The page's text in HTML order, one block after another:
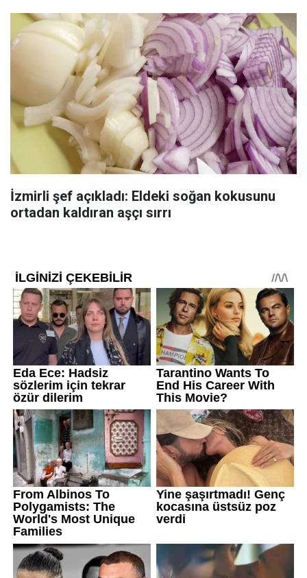
İzmirli şef açıkladı: Eldeki soğan kokusunu
ortadan kaldıran aşçı sırrı